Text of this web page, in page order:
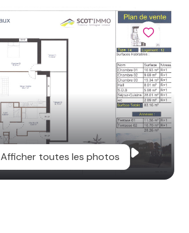
Afficher toutes les photos